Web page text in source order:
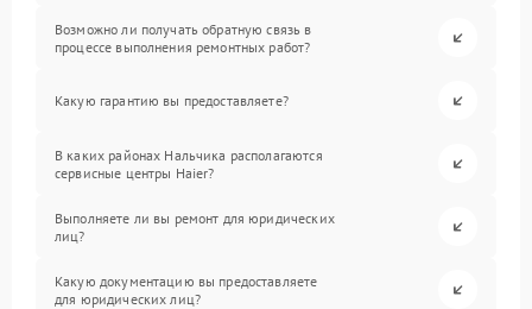
Возможно ли получать обратную связь в
процессе выполнения ремонтных работ?
Какую гарантию вы предоставляете?
В каких районах Нальчика располагаются
сервисные центры Haier?
Выполняете ли вы ремонт для юридических
лиц?
Какую документацию вы предоставляете
для юридических лиц?